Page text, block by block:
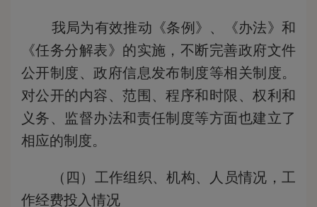
我局为有效推动《条例》、《办法》和
《任务分解表》的实施，不断完善政府文件
公开制度、政府信息发布制度等相关制度。
对公开的内容、范围、程序和时限、权利和
义务、监督办法和责任制度等方面也建立了
相应的制度。
（四）工作组织、机构、人员情况，工
作经费投入情况